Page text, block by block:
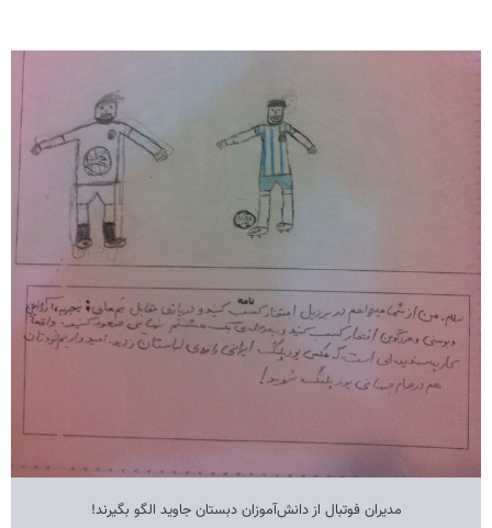
مدیران فوتبال از دانش‌آموزان دبستان جاوید الگو بگیرند!